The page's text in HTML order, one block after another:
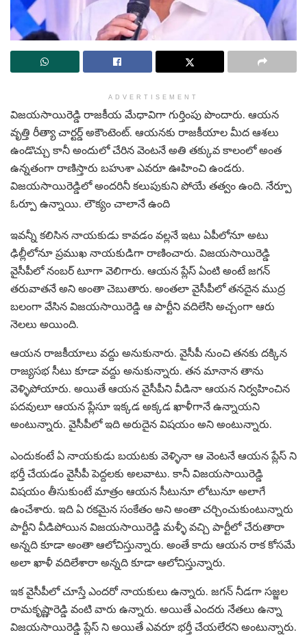
ADVERTISEMENT
విజయసాయిరెడ్డి రాజకీయ మేధావిగా గుర్తింపు పొందారు. ఆయన
వృత్తి రీత్యా చార్టర్డ్ అకౌంటెంట్. ఆయనకు రాజకీయాల మీద ఆశలు
ఉండొచ్చు కానీ అందులో చేరిన వెంటనే అతి తక్కువ కాలంలో అంత
ఉన్నతంగా రాణిస్తారు బహుశా ఎవరూ ఊహించి ఉండరు.
విజయసాయిరెడ్డిలో అందరినీ కలుపుకుని పోయే తత్వం ఉంది. నేర్పూ
ఓర్పూ ఉన్నాయి. లౌక్యం చాలానే ఉంది
ఇవన్నీ కలిసిన నాయకుడు కావడం వల్లనే ఇటు ఏపీలోనూ అటు
ఢిల్లీలోనూ ప్రముఖ నాయకుడిగా రాణించారు. విజయసాయిరెడ్డి
వైసీపీలో నంబర్ టూగా వెలిగారు. ఆయన ప్లేస్ ఏంటి అంటే జగన్
తరువాతనే అని అంతా చెబుతారు. అంతలా వైసీపీలో తనదైన ముద్ర
బలంగా వేసిన విజయసాయిరెడ్డి ఆ పార్టీని వదిలేసి అచ్చంగా ఆరు
నెలలు అయింది.
ఆయన రాజకీయాలు వద్దు అనుకునారు. వైసీపీ నుంచి తనకు దక్కిన
రాజ్యసభ సీటు కూడా వద్దు అనుకున్నారు. తన మానాన తాను
వెళ్ళిపోయారు. అయితే ఆయన వైసీపీని వీడినా ఆయన నిర్వహించిన
పదవులూ ఆయన ప్లేసూ ఇక్కడ అక్కడ ఖాళీగానే ఉన్నాయని
అంటున్నారు. వైసీపీలో ఇది అరుదైన విషయం అని అంటున్నారు.
ఎందుకంటే ఏ నాయకుడు బయటకు వెళ్ళినా ఆ వెంటనే ఆయన ప్లేస్ ని
భర్తీ చేయడం వైసీపీ పెద్దలకు అలవాటు. కానీ విజయసాయిరెడ్డి
విషయం తీసుకుంటే మాత్రం ఆయన సీటునూ లోటునూ అలాగే
ఉంచేశారు. ఇది ఏ రకమైన సంకేతం అని అంతా చర్చించుకుంటున్నారు
పార్టీని వీడిపోయిన విజయసాయిరెడ్డి మళ్ళీ వచ్చి పార్టీలో చేరుతారా
అన్నది కూడా అంతా ఆలోచిస్తున్నారు. అంతే కాదు ఆయన రాక కోసమే
అలా ఖాళీ వదిలేశారా అన్నది కూడా ఆలోచిస్తున్నారు.
ఇక వైసీపీలో చూస్తే ఎందరో నాయకులు ఉన్నారు. జగన్ నీడగా సజ్జల
రామకృష్ణారెడ్డి వంటి వారు ఉన్నారు. అయితే ఎందరు నేతలు ఉన్నా
విజయసాయిరెడ్డి ప్లేస్ ని అయితే ఎవరూ భర్తీ చేయలేరని అంటున్నారు.